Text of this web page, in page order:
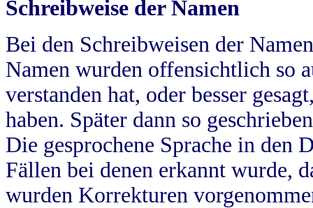
Schreibweise der Namen
Bei den Schreibweisen der
Namen wurden offensichtlich so
verstanden hat, oder besser
haben. Später dann so
Die gesprochene Sprache in
Fällen bei denen erkannt wurde,
wurden Korrekturen